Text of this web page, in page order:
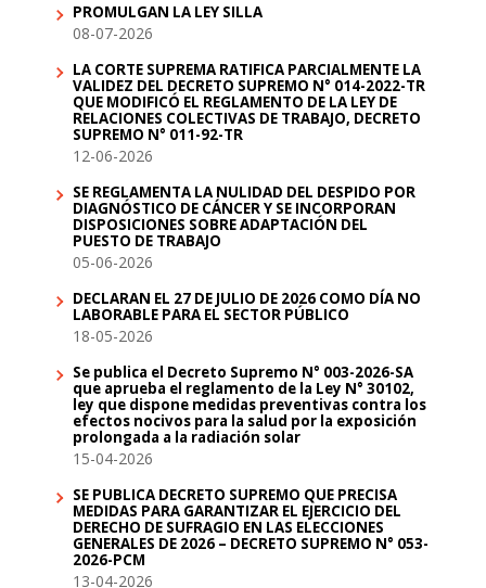
PROMULGAN LA LEY SILLA
08-07-2026
LA CORTE SUPREMA RATIFICA PARCIALMENTE LA
VALIDEZ DEL DECRETO SUPREMO N° 014-2022-TR
QUE MODIFICÓ EL REGLAMENTO DE LA LEY DE
RELACIONES COLECTIVAS DE TRABAJO, DECRETO
SUPREMO N° 011-92-TR
12-06-2026
SE REGLAMENTA LA NULIDAD DEL DESPIDO POR
DIAGNÓSTICO DE CÁNCER Y SE INCORPORAN
DISPOSICIONES SOBRE ADAPTACIÓN DEL
PUESTO DE TRABAJO
05-06-2026
DECLARAN EL 27 DE JULIO DE 2026 COMO DÍA NO
LABORABLE PARA EL SECTOR PÚBLICO
18-05-2026
Se publica el Decreto Supremo N° 003-2026-SA
que aprueba el reglamento de la Ley N° 30102,
ley que dispone medidas preventivas contra los
efectos nocivos para la salud por la exposición
prolongada a la radiación solar
15-04-2026
SE PUBLICA DECRETO SUPREMO QUE PRECISA
MEDIDAS PARA GARANTIZAR EL EJERCICIO DEL
DERECHO DE SUFRAGIO EN LAS ELECCIONES
GENERALES DE 2026 – DECRETO SUPREMO N° 053-
2026-PCM
13-04-2026